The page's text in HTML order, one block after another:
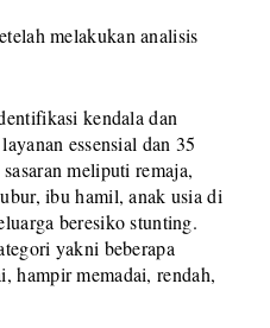
melakukan analisis
kendala dan
essensial dan 35
meliputi remaja,
ibu hamil, anak usia di
beresiko stunting.
yakni beberapa
hampir memadai, rendah,